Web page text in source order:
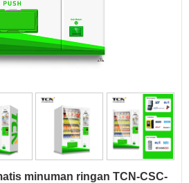
minuman ringan TCN-CSC-